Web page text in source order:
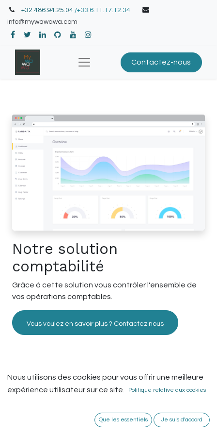
+32.486.94.25.04 /+33.6.11.17.12.34
info@mywawawa.com
Contactez-nous
Notre solution
comptabilité
Grâce à cette solution vous contrôler l'ensemble de
vos opérations comptables.
Vous voulez en savoir plus ? Contactez nous
Mywawawa vous accompagne
Nous utilisons des cookies pour vous offrir une meilleure
expérience utilisateur sur ce site.
Politique relative aux cookies
Que les essentiels Je suis d'accord